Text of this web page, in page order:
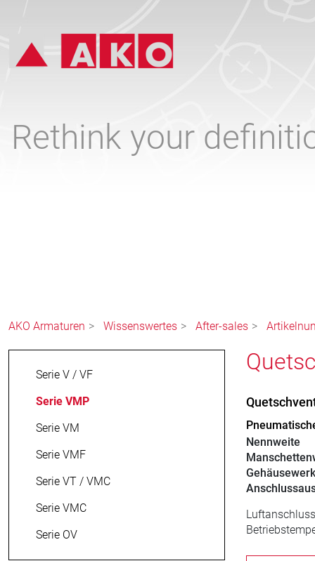
Rethink your
AKO Armaturen Wissenswertes After-sales
Serie V / VF
Serie VMP
Serie VM
Serie VMF
Serie VT / VMC
Serie VMC
Serie OV
Nennweite